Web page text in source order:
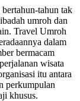
tahun tak
umroh dan
Travel Umroh
dalam
bermacam
wisata
itu antara
perkumpulan
khusus.